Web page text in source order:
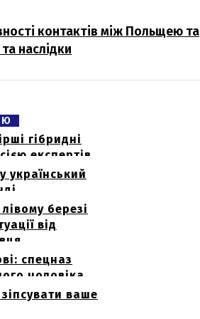
контактів між Польщею та
наслідки
гібридні
експертів
український
березі
від
спецназ
чоловіка
ваше